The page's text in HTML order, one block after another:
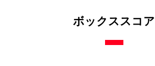
ボックススコア